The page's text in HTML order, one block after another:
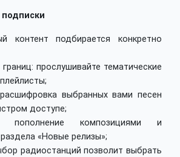
контент подбирается конкретно
прослушивайте тематические
выбранных вами песен
доступе;
пополнение композициями и
«Новые релизы»;
радиостанций позволит выбрать